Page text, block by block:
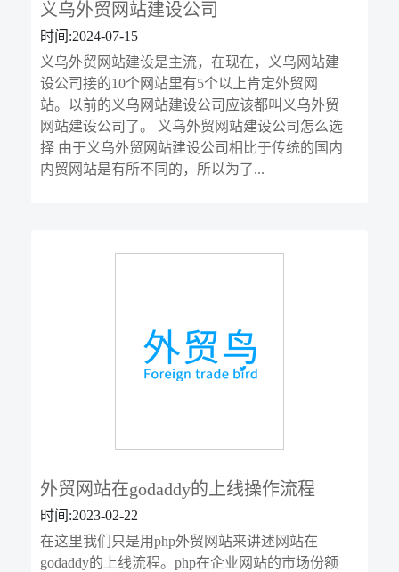
义乌外贸网站建设公司
时间:2024-07-15
义乌外贸网站建设是主流，在现在，义乌网站建
设公司接的10个网站里有5个以上肯定外贸网
站。以前的义乌网站建设公司应该都叫义乌外贸
网站建设公司了。 义乌外贸网站建设公司怎么选
择 由于义乌外贸网站建设公司相比于传统的国内
内贸网站是有所不同的，所以为了...
外贸网站在godaddy的上线操作流程
时间:2023-02-22
在这里我们只是用php外贸网站来讲述网站在
godaddy的上线流程。php在企业网站的市场份额